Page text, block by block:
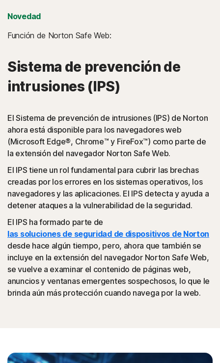
Novedad
Función de Norton Safe Web:
Sistema de prevención de
intrusiones (IPS)
El Sistema de prevención de intrusiones (IPS) de Norton
ahora está disponible para los navegadores web
(Microsoft Edge®, Chrome™ y FireFox™) como parte de
la extensión del navegador Norton Safe Web.
El IPS tiene un rol fundamental para cubrir las brechas
creadas por los errores en los sistemas operativos, los
navegadores y las aplicaciones. El IPS detecta y ayuda a
detener ataques a la vulnerabilidad de la seguridad.
El IPS ha formado parte de
las soluciones de seguridad de dispositivos de Norton
desde hace algún tiempo, pero, ahora que también se
incluye en la extensión del navegador Norton Safe Web,
se vuelve a examinar el contenido de páginas web,
anuncios y ventanas emergentes sospechosos, lo que le
brinda aún más protección cuando navega por la web.